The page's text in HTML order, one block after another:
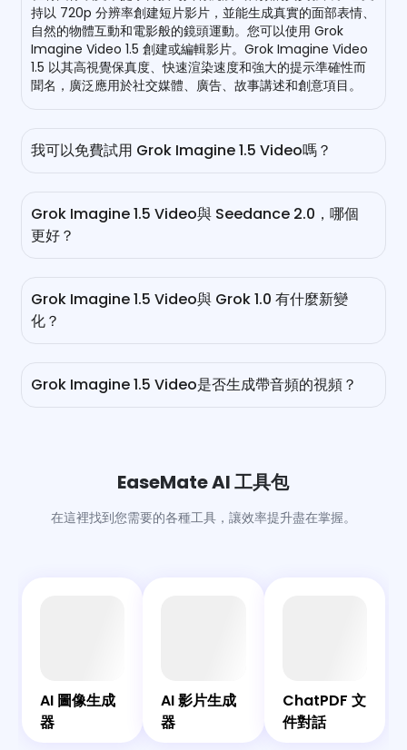
持以 720p 分辨率創建短片影片，並能生成真實的面部表情、
自然的物體互動和電影般的鏡頭運動。您可以使用 Grok
Imagine Video 1.5 創建或編輯影片。Grok Imagine Video
1.5 以其高視覺保真度、快速渲染速度和強大的提示準確性而
聞名，廣泛應用於社交媒體、廣告、故事講述和創意項目。
我可以免費試用 Grok Imagine 1.5 Video嗎？
Video創作。
Grok Imagine 1.5 Video與 Seedance 2.0，哪個
更好？
在影像轉影片的質量上領先，達到了 720p 影像轉影片競技場
排行榜的最高位置。它的優勢包括快速生成速度、自然的音頻
程。使用 EaseMate AI，您可以同時訪問這兩者，並為每個
項目選擇最佳模型。
Grok Imagine 1.5 Video與 Grok 1.0 有什麼新變
化？
性。得益於 xAI 改進的 Aurora 架構，這個新的 Grok AI 影片
Grok Imagine 1.5 Video是否生成帶音頻的視頻？
EaseMate AI 工具包
在這裡找到您需要的各種工具，讓效率提升盡在掌握。
AI 圖像生成
器
AI 影片生成
器
ChatPDF 文
件對話
生
成
片
生
文件對話